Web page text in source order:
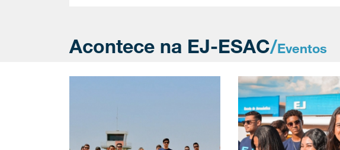
Acontece na EJ-ESAC/Eventos